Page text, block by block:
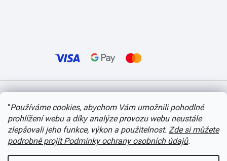
"Používáme cookies, abychom Vám umožnili pohodlné
prohlížení webu a díky analýze provozu webu neustále
zlepšovali jeho funkce, výkon a použitelnost. Zde si můžete
podrobně projít Podmínky ochrany osobních údajů.
Copyright 2026itvlaky.cz . Všechna práva vyhrazena. Upravit nastavení cookies